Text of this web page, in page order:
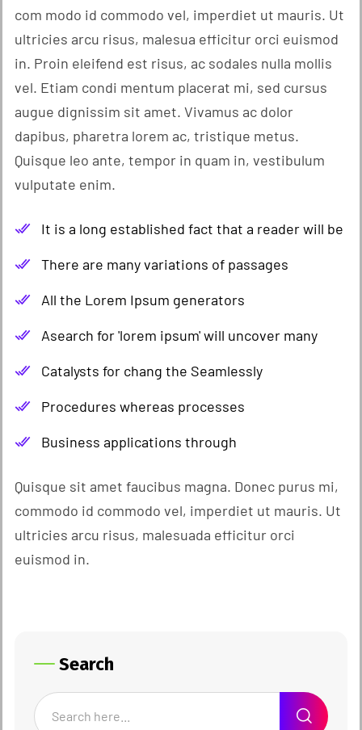
com modo id commodo vel, imperdiet ut mauris. Ut
ultricies arcu risus, malesua efficitur orci euismod
in. Proin eleifend est risus, ac sodales nulla mollis
vel. Etiam condi mentum placerat mi, sed cursus
augue dignissim sit amet. Vivamus ac dolor
dapibus, pharetra lorem ac, tristique metus.
Quisque leo ante, tempor in quam in, vestibulum
vulputate enim.
It is a long established fact that a reader will be
There are many variations of passages
All the Lorem Ipsum generators
Asearch for 'lorem ipsum' will uncover many
Catalysts for chang the Seamlessly
Procedures whereas processes
Business applications through
Quisque sit amet faucibus magna. Donec purus mi,
commodo id commodo vel, imperdiet ut mauris. Ut
ultricies arcu risus, malesuada efficitur orci
euismod in.
Search